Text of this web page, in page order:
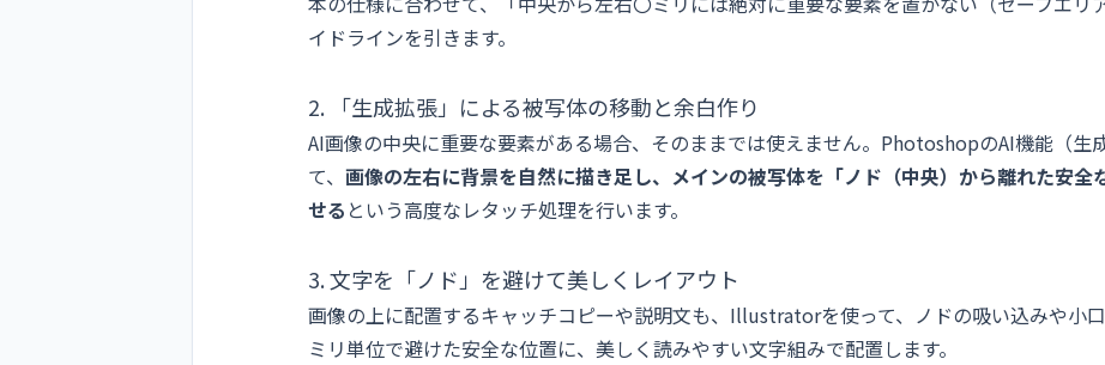
イドラインを引きます。
2. 「生成拡張」による被写体の移動と余白作り
AI画像の中央に重要な要素がある場合、そのままでは使えません。PhotoshopのAI機能（生
て、 画像の左右に背景を自然に描き足し、メインの被写体を「ノド（中央）から離れた安全
せる という高度なレタッチ処理を行います。
3. 文字を「ノド」を避けて美しくレイアウト
画像の上に配置するキャッチコピーや説明文も、Illustratorを使って、ノドの吸い込みや小
ミリ単位で避けた安全な位置に、美しく読みやすい文字組みで配置します。